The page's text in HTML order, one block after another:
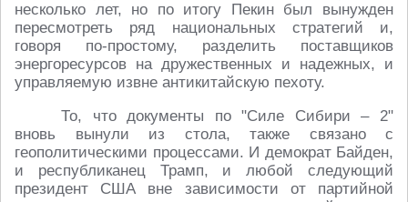
несколько лет, но по итогу Пекин был вынужден
пересмотреть ряд национальных стратегий и,
говоря по-простому, разделить поставщиков
энергоресурсов на дружественных и надежных, и
управляемую извне антикитайскую пехоту.
То, что документы по "Силе Сибири – 2"
вновь вынули из стола, также связано с
геополитическими процессами. И демократ Байден,
и республиканец Трамп, и любой следующий
президент США вне зависимости от партийной